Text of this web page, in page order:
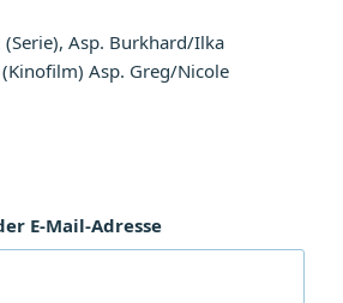
(Serie), Asp. Burkhard/Ilka
(Kinofilm) Asp. Greg/Nicole
E-Mail-Adresse